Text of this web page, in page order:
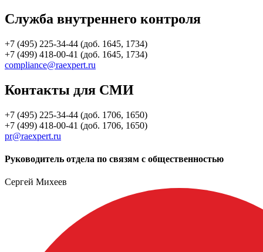
Служба внутреннего контроля
+7 (495) 225-34-44 (доб. 1645, 1734)
+7 (499) 418-00-41 (доб. 1645, 1734)
compliance@raexpert.ru
Контакты для СМИ
+7 (495) 225-34-44 (доб. 1706, 1650)
+7 (499) 418-00-41 (доб. 1706, 1650)
pr@raexpert.ru
Руководитель отдела по связям с общественностью
Сергей Михеев